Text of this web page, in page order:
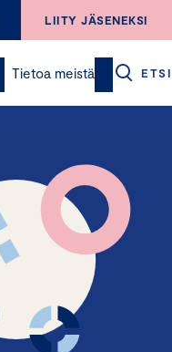
LIITY JÄSENEKSI
Tietoa meistä ETSI